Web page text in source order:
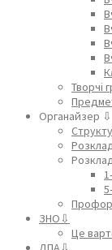
Творчі
Органайзер ⇩
ЗНО⇩
Це